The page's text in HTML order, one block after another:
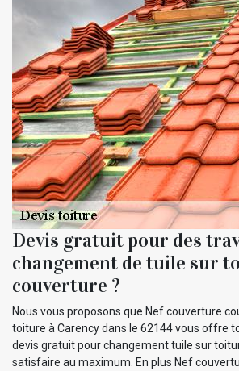
Devis gratuit pour des
changement de tuile sur
couverture ?
Nous vous proposons que Nef couverture
toiture à Carency dans le 62144 vous offre
devis gratuit pour changement tuile sur
satisfaire au maximum. En plus Nef